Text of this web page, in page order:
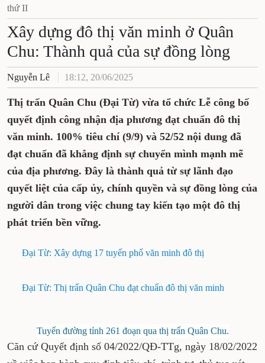
Giải thưởng báo chí Huỳnh Thúc Kháng tỉnh Thái
Nguyên lần thứ II
Xây dựng đô thị văn minh
ở Quân Chu: Thành quả của sự
đồng lòng
Nguyễn Lê 18:12, 20/06/2025
Thị trấn Quân Chu (Đại Từ) vừa tổ chức Lễ
công bố quyết định công nhận địa phương đạt
chuẩn đô thị văn minh. 100% tiêu chí (9/9) và
52/52 nội dung đã đạt chuẩn đã khẳng định sự
chuyển mình mạnh mẽ của địa phương. Đây
là thành quả từ sự lãnh đạo quyết liệt của cấp
dân trong việc chung tay kiến tạo một đô thị
Đại Từ: Thị trấn Quân Chu đạt chuẩn đô thị văn minh